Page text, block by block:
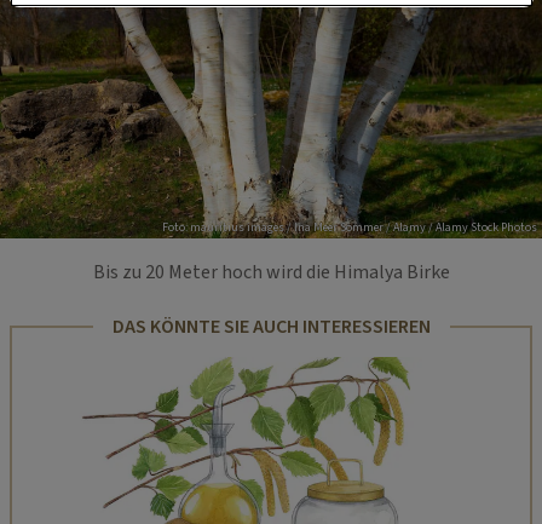
Foto: mauritius images / Ina Meer Sommer / Alamy / Alamy Stock Photos
Bis zu 20 Meter hoch wird die Himalya Birke
DAS KÖNNTE SIE AUCH INTERESSIEREN